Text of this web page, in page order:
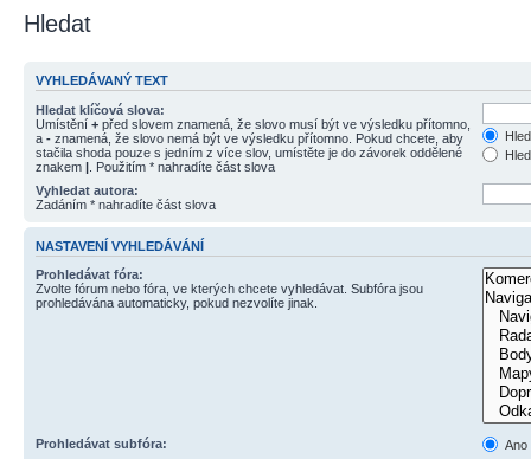
Hledat
VYHLEDÁVANÝ TEXT
Hledat klíčová slova:
Umístění + před slovem znamená, že slovo musí být ve výsledku přítomno,
a - znamená, že slovo nemá být ve výsledku přítomno. Pokud chcete, aby
stačila shoda pouze s jedním z více slov, umístěte je do závorek oddělené
znakem | . Použitím * nahradíte část slova
Vyhledat autora:
Zadáním * nahradíte část slova
NASTAVENÍ VYHLEDÁVÁNÍ
Prohledávat fóra:
Zvolte fórum nebo fóra, ve kterých chcete vyhledávat. Subfóra jsou
prohledávána automaticky, pokud nezvolíte jinak.
Prohledávat subfóra:
Ano